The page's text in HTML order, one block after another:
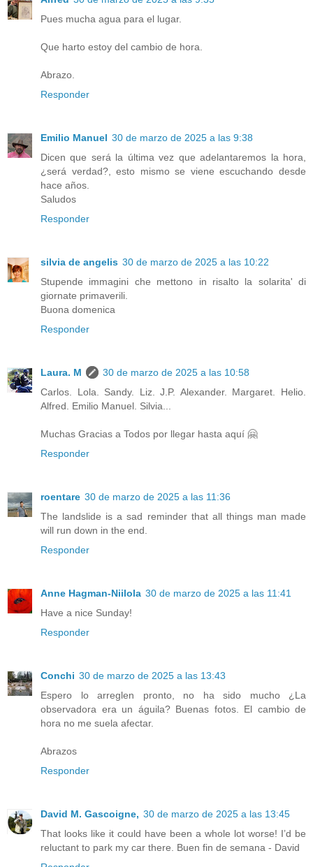
Pues mucha agua para el lugar.
Que harto estoy del cambio de hora.
Abrazo.
Responder
Emilio Manuel 30 de marzo de 2025 a las 9:38
Dicen que será la última vez que adelantaremos la hora,
¿será verdad?, esto mismo se viene escuchando desde
hace años.
Saludos
Responder
silvia de angelis 30 de marzo de 2025 a las 10:22
Stupende immagini che mettono in risalto la solarita' di
giornate primaverili.
Buona domenica
Responder
Laura. M
30 de marzo de 2025 a las 10:58
Carlos. Lola. Sandy. Liz. J.P. Alexander. Margaret. Helio.
Alfred. Emilio Manuel. Silvia...
Muchas Gracias a Todos por llegar hasta aquí 🤗
Responder
roentare 30 de marzo de 2025 a las 11:36
The landslide is a sad reminder that all things man made
will run down in the end.
Responder
Anne Hagman-Niilola 30 de marzo de 2025 a las 11:41
Have a nice Sunday!
Responder
Conchi 30 de marzo de 2025 a las 13:43
Espero lo arreglen pronto, no ha sido mucho ¿La
observadora era un águila? Buenas fotos. El cambio de
hora no me suela afectar.
Abrazos
Responder
David M. Gascoigne, 30 de marzo de 2025 a las 13:45
That looks like it could have been a whole lot worse! I’d be
reluctant to park my car there. Buen fin de semana - David